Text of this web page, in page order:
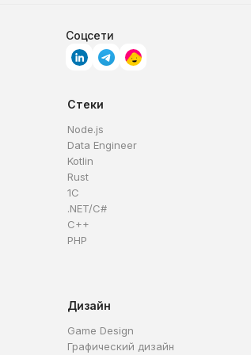
Соцсети
Стеки
Node.js
Data Engineer
Kotlin
Rust
1C
.NET/C#
C++
PHP
Дизайн
Game Design
Графический дизайн